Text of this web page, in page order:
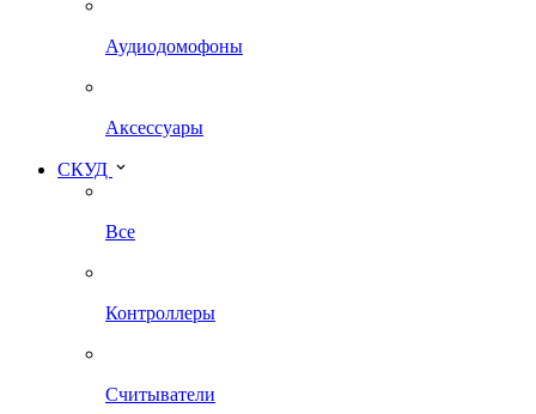
Аудиодомофоны
Аксессуары
СКУД
Все
Контроллеры
Считыватели